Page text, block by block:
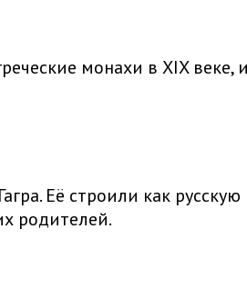
монахи в XIX веке,
Её строили как
родителей.